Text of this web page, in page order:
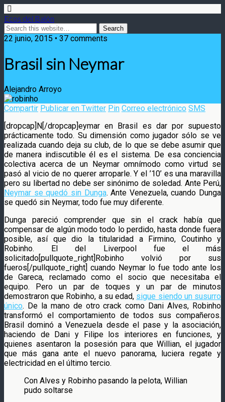
Ecos del Balón
22 junio, 2015 • 37 comments
Brasil sin Neymar
Alejandro Arroyo
Compartir Publicar en Twitter Pin Correo electrónico SMS
[dropcap]N[/dropcap]eymar en Brasil es dar por supuesto
prácticamente todo. Su dimensión como jugador sólo se ve
realizada cuando deja su club, de lo que se debe asumir que
de manera indiscutible él es el sistema. De esa conciencia
colectiva acerca de un Neymar omnímodo como virtud se
pasó al vicio de no querer arroparle. Y el ’10’ es una maravilla
pero su libertad no debe ser sinónimo de soledad. Ante Perú,
Neymar se quedó sin Dunga. Ante Venezuela, cuando Dunga
se quedó sin Neymar, todo fue muy diferente.
Dunga pareció comprender que sin el crack había que
compensar de algún modo todo lo perdido, hasta donde fuera
posible, así que dio la titularidad a Firmino, Coutinho y
Robinho. El del Liverpool fue el más
solicitado[pullquote_right]Robinho volvió por sus
fueros[/pullquote_right] cuando Neymar lo fue todo ante los
de Gareca, reclamado como el socio que necesitaba el
equipo. Pero un par de toques y un par de minutos
demostraron que Robinho, a su edad, sigue siendo un susurro
único. De la mano de otro crack como Dani Alves, Robinho
transformó el comportamiento de todos sus compañeros.
Brasil dominó a Venezuela desde el pase y la asociación,
haciendo de Dani y Filipe los interiores en funciones, y
quienes asentaron la posesión para que Willian, el jugador
que más gana ante el nuevo panorama, luciera regate y
electricidad en el último tercio.
Con Alves y Robinho pasando la pelota, Willian
pudo soltarse